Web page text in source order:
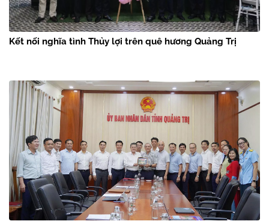
Kết nối nghĩa tình Thủy lợi trên quê hương Quảng Trị